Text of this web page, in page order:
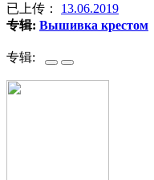
已上传： 13.06.2019
专辑: Вышивка крестом
专辑: